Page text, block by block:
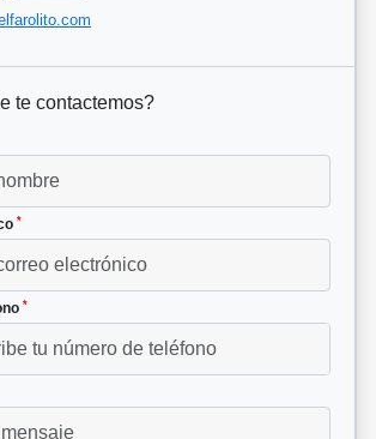
te contactemos?
*
*